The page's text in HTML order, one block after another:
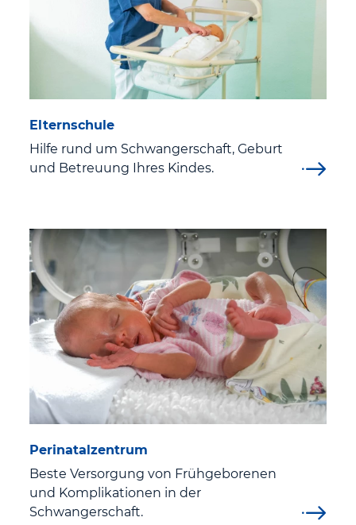
St. Elisabeth Pflegeschule
Praktikum und Freiwilligendienst
Freiwilliges Soziales Jahr (FSJ)
Pﬂegepraktikum
Arbeiten im Klinikum Eisenach
Wir als Arbeitgeber
Mitarbeitervertretung
Klinikum
Klinikum Eisenach
Unsere Hausstruktur
Historie und Träger
Elternschule
Hilfe rund um Schwangerschaft, Geburt
und Betreuung Ihres Kindes.
Perinatalzentrum
Beste Versorgung von Frühgeborenen
und Komplikationen in der
Schwangerschaft.